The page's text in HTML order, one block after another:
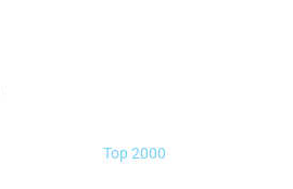
Top 2000